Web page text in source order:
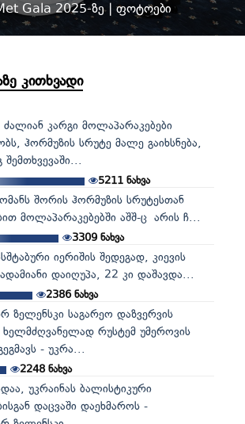
Gala 2025-ზე | ფოტოები
კითხვადი
კარგი მოლაპარაკებები
ჰორმუზის სრუტე მალე გაიხსნება,
შემთხვევაში...
5211 ნახვა
შორის ჰორმუზის სრუტესთან
მოლაპარაკებებში აშშ-ც არის ჩ...
3309ნახვა
იერიშის შედეგად, კიევის
დაიღუპა, 22 კი დაშავდა...
2386ნახვა
ზელენსკი საგარეო დაზვერვის
ხელმძღვანელად რუსტემ უმეროვის
- უკრა...
2248ნახვა
უკრაინას ბალისტიკური
დაცვაში დაეხმაროს -